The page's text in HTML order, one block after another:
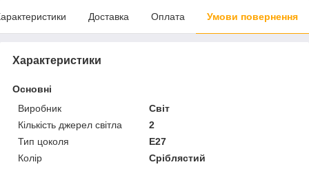
Доставка Оплата Умови повернення
Характеристики
Основні
Виробник
Світ
Кількість джерел світла
2
Тип цоколя
E27
Колір
Сріблястий